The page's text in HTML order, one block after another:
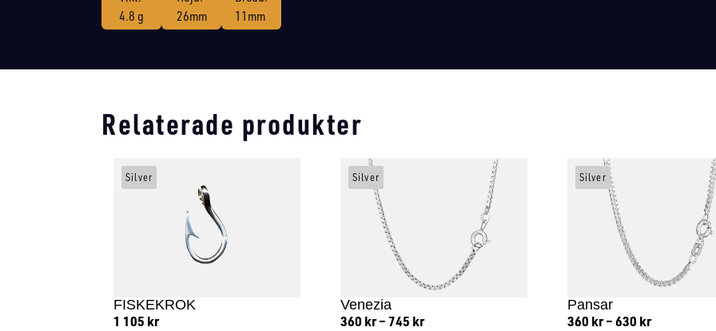
4.8 g
26mm
11mm
Relaterade produkter
FISKEKROK
1 105 kr
Silver
Venezia
360 kr –745 kr
Silver
Pansar
360 kr –630 kr
Silver